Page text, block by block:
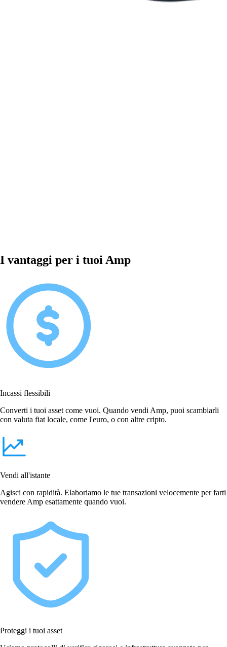
I vantaggi per i tuoi Amp
Incassi flessibili
Converti i tuoi asset come vuoi. Quando vendi Amp, puoi scambiarli
con valuta fiat locale, come l'euro, o con altre cripto.
Vendi all'istante
Agisci con rapidità. Elaboriamo le tue transazioni velocemente per farti
vendere Amp esattamente quando vuoi.
Proteggi i tuoi asset